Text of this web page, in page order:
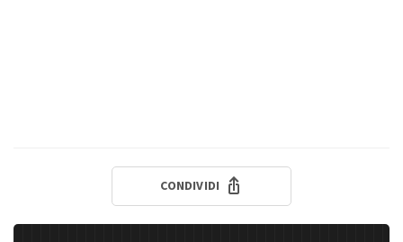
CONDIVIDI